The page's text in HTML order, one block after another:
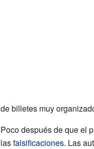
de billetes muy
Poco después de que el
lasfalsificaciones. Las